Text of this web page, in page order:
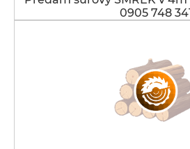
0905 748